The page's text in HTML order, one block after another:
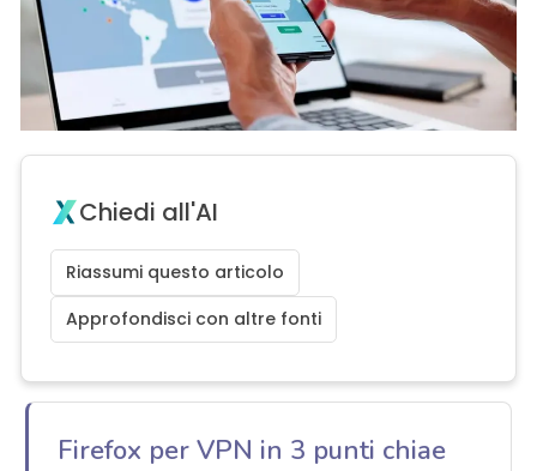
Chiedi all'AI
Riassumi questo articolo
Approfondisci con altre fonti
Firefox per VPN in 3 punti chiae